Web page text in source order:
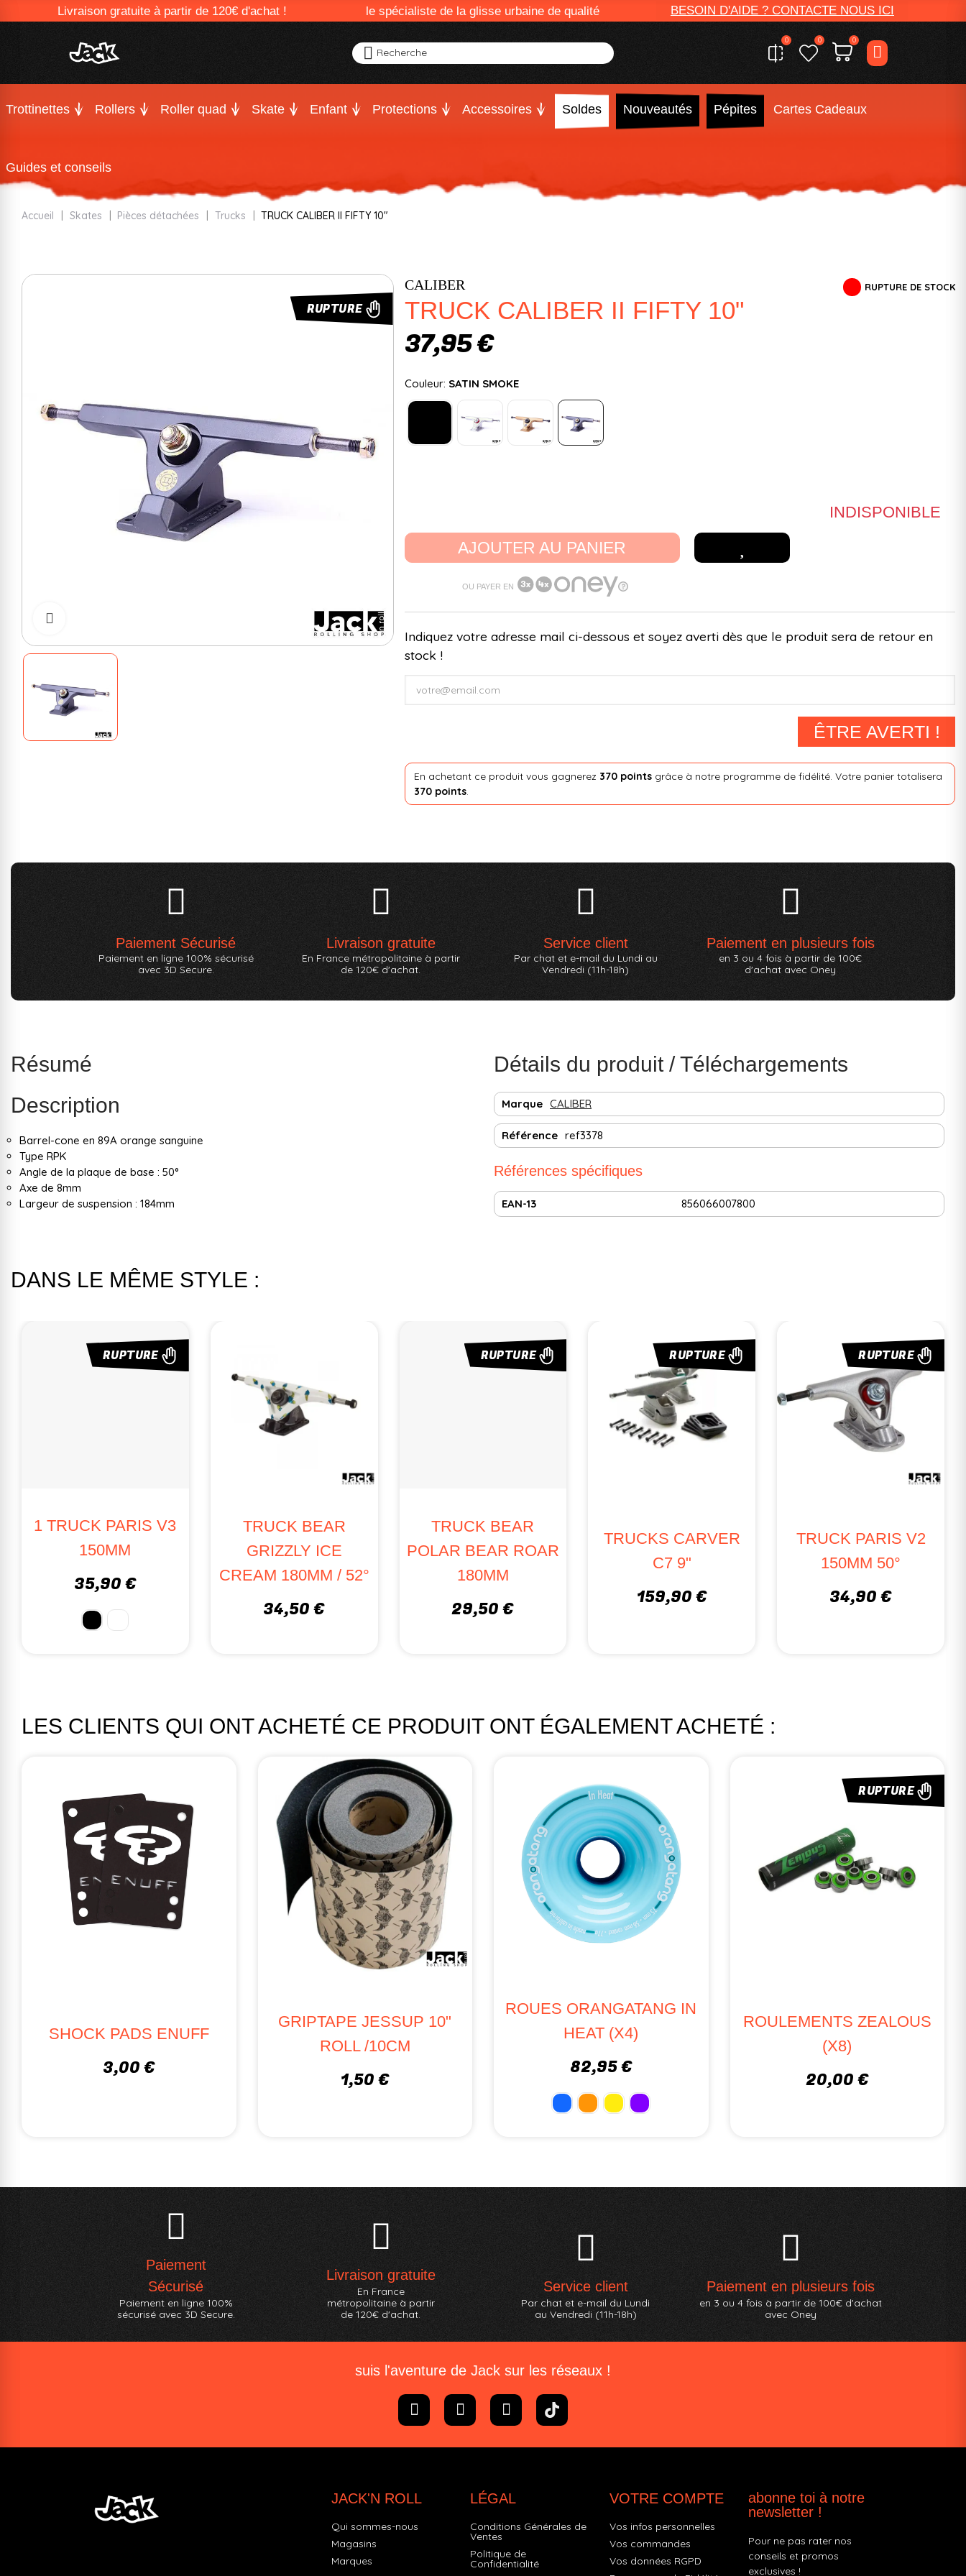
Livraison gratuite à partir de 120€ d'achat ! le spécialiste de la glisse urbaine de qualité BESOIN D'AIDE ? CONTACTE NOUS ICI
Recherche
0 0 0
Trottinettes Rollers Roller quad Skate Enfant Protections Accessoires Soldes Nouveautés Pépites Cartes Cadeaux
Guides et conseils
Accueil Skates Pièces détachées Trucks TRUCK CALIBER II FIFTY 10"
RUPTURE
RUPTURE DE STOCK
CALIBER
TRUCK CALIBER II FIFTY 10"
37,95 €
Couleur: SATIN SMOKE
INDISPONIBLE
AJOUTER AU PANIER
OU PAYER EN
Indiquez votre adresse mail ci-dessous et soyez averti dès que le produit sera de retour en
stock !
ÊTRE AVERTI !
En achetant ce produit vous gagnerez 370 points grâce à notre programme de fidélité. Votre panier totalisera
370 points.
Paiement Sécurisé
Paiement en ligne 100% sécurisé
avec 3D Secure.
Livraison gratuite
En France métropolitaine à partir
de 120€ d'achat.
Service client
Par chat et e-mail du Lundi au
Vendredi (11h-18h)
Paiement en plusieurs fois
en 3 ou 4 fois à partir de 100€
d'achat avec Oney
Résumé
Description
Barrel-cone en 89A orange sanguine
Type RPK
Angle de la plaque de base : 50°
Axe de 8mm
Largeur de suspension : 184mm
Détails du produit / Téléchargements
Marque CALIBER
Référence ref3378
Références spécifiques
EAN-13 856066007800
DANS LE MÊME STYLE :
RUPTURE
1 TRUCK PARIS V3
TRUCK BEAR
GRIZZLY ICE
CREAM 180MM / 52°
RUPTURE
TRUCK BEAR
POLAR BEAR ROAR
RUPTURE
TRUCKS CARVER
159,90 €
TRUCK
150MM
LES CLIENTS QUI ONT ACHETÉ CE PRODUIT ONT ÉGALEMENT ACHETÉ :
SHOCK PADS ENUFF
3,00 €
GRIPTAPE JESSUP 10"
ROLL /10CM
1,50 €
ROUES ORANGATANG IN
HEAT (X4)
82,95 €
RUPTURE
ROULEMENTS ZEALOUS
(X8)
20,00 €
Paiement
Sécurisé
Paiement en ligne 100%
sécurisé avec 3D Secure.
Livraison gratuite
En France
métropolitaine à partir
de 120€ d'achat.
Service client
Par chat et e-mail du Lundi
au Vendredi (11h-18h)
Paiement en plusieurs fois
en 3 ou 4 fois à partir de 100€ d'achat
avec Oney
suis l'aventure de Jack sur les réseaux !
JACK'N ROLL
Qui sommes-nous
Magasins
Marques
LÉGAL
Conditions Générales de
Ventes
Politique de
Confidentialité
VOTRE COMPTE
Vos infos personnelles
Vos commandes
Vos données RGPD
abonne toi à notre
newsletter !
Pour ne pas rater nos
conseils et promos
exclusives !